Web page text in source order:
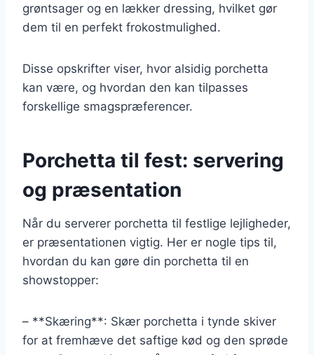
grøntsager og en lækker dressing, hvilket gør
dem til en perfekt frokostmulighed.
Disse opskrifter viser, hvor alsidig porchetta
kan være, og hvordan den kan tilpasses
forskellige smagspræferencer.
Porchetta til fest: servering
og præsentation
Når du serverer porchetta til festlige lejligheder,
er præsentationen vigtig. Her er nogle tips til,
hvordan du kan gøre din porchetta til en
showstopper:
– **Skæring**: Skær porchetta i tynde skiver
for at fremhæve det saftige kød og den sprøde